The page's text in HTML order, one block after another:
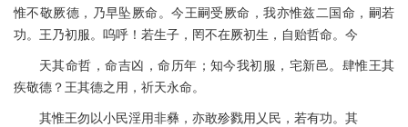
惟不敬厥德，乃早坠厥命。今王嗣受厥命，我亦惟兹二国命，嗣若
功。王乃初服。呜呼！若生子，罔不在厥初生，自贻哲命。今
天其命哲，命吉凶，命历年；知今我初服，宅新邑。肆惟王其
疾敬德？王其德之用，祈天永命。
其惟王勿以小民淫用非彝，亦敢殄戮用乂民，若有功。其